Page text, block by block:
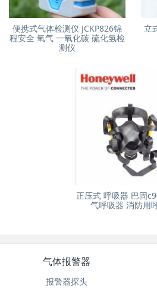
便携式气体检测仪 JCKP826锦
程安全 氧气 一氧化碳 硫化氢检
测仪
立
正压式 呼吸器 巴固
气呼吸器 消防用
气体报警器
报警器探头